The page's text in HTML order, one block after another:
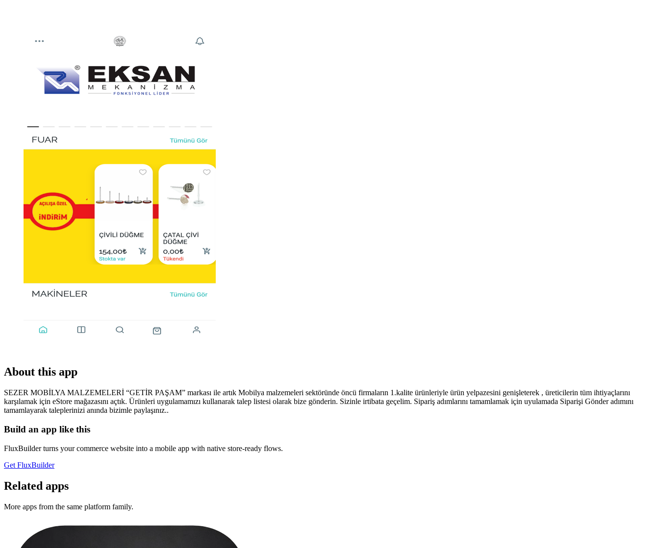
About this app
SEZER MOBİLYA MALZEMELERİ “GETİR PAŞAM” markası ile artık Mobilya malzemeleri sektöründe öncü firmaların 1.kalite ürünleriyle ürün yelpazesini genişleterek , üreticilerin tüm ihtiyaçlarını
karşılamak için eStore mağazasını açtık. Ürünleri uygulamamızı kullanarak talep listesi olarak bize gönderin. Sizinle irtibata geçelim. Sipariş adımlarını tamamlamak için uyulamada Siparişi Gönder adımını
tamamlayarak taleplerinizi anında bizimle paylaşınız..
Build an app like this
FluxBuilder turns your commerce website into a mobile app with native store-ready flows.
Get FluxBuilder
Related apps
More apps from the same platform family.